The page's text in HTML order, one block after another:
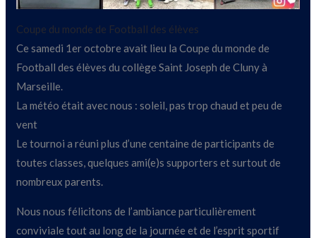
Coupe du monde de Football des élèves
Ce samedi 1er octobre avait lieu la Coupe du monde de
Football des élèves du collège Saint Joseph de Cluny à
Marseille.
La météo était avec nous : soleil, pas trop chaud et peu de
vent
Le tournoi a réuni plus d’une centaine de participants de
toutes classes, quelques ami(e)s supporters et surtout de
nombreux parents.
Nous nous félicitons de l’ambiance particulièrement
conviviale tout au long de la journée et de l’esprit sportif